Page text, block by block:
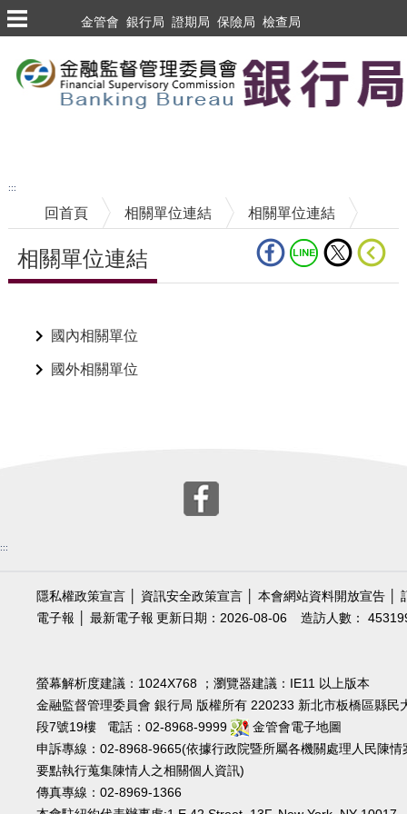
跳到主要內容區塊
金管會 銀行局 證期局 保險局 檢查局
:::
回首頁 相關單位連結 相關單位連結
相關單位連結
國內相關單位
國外相關單位
:::
隱私權政策宣言 資訊安全政策宣言 本會網站資料開放宣告
電子報
最新電子報 造訪人數：
更新日期：2026-08-06
螢幕解析度建議：1024X768 ；瀏覽器建議：IE11 以上版本
金融監督管理委員會 銀行局 版權所有 220233 新北市板橋區縣民
段7號19樓 電話：02-8968-9999
金管會電子地圖
申訴專線：02-8968-9665(依據行政院暨所屬各機關處理人民陳情
要點執行蒐集陳情人之相關個人資訊)
傳真專線：02-8969-1366